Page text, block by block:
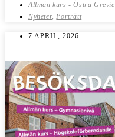
Allmän kurs - Östra Grevie
Nyheter,Porträtt
7 APRIL, 2026